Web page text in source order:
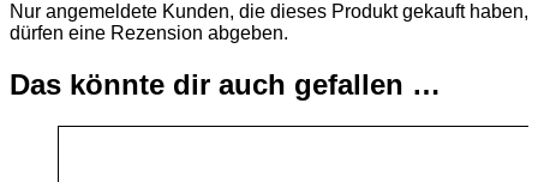
Nur angemeldete Kunden, die dieses Produkt gekauft haben,
dürfen eine Rezension abgeben.
Das könnte dir auch gefallen …